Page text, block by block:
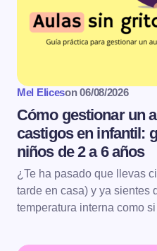
Mel Eliceson 06/08/2026
Cómo gestionar un
castigos en infantil:
niños de 2 a 6 años
¿Te ha pasado que llevas
tarde en casa) y ya sientes
temperatura interna como